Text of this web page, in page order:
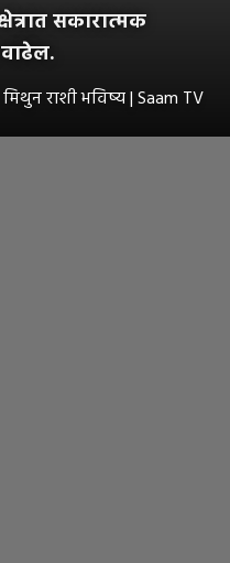
सकारात्मक
मिथुन राशी भविष्य | Saam TV